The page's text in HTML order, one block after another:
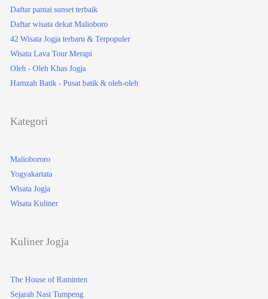
Daftar pantai sunset terbaik
Daftar wisata dekat Malioboro
42 Wisata Jogja terbaru & Terpopuler
Wisata Lava Tour Merapi
Oleh - Oleh Khas Jogja
Hamzah Batik - Pusat batik & oleh-oleh
Kategori
Maliobororo
Yogyakartata
Wisata Jogja
Wisata Kuliner
Kuliner Jogja
The House of Raminten
Sejarah Nasi Tumpeng